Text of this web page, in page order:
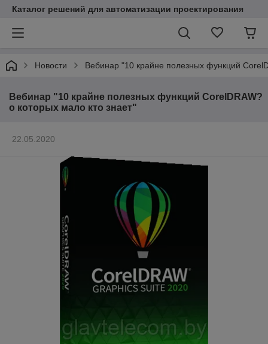
Каталог решений для автоматизации проектирования
Новости Вебинар "10 крайне полезных функций
Вебинар "10 крайне полезных функций CorelDRAW?
о которых мало кто знает"
22.05.2020